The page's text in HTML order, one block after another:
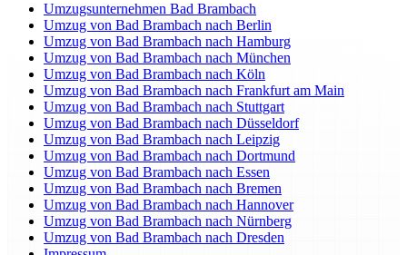
Umzugsunternehmen Bad Brambach
Umzug von Bad Brambach nach Berlin
Umzug von Bad Brambach nach Hamburg
Umzug von Bad Brambach nach München
Umzug von Bad Brambach nach Köln
Umzug von Bad Brambach nach Frankfurt am Main
Umzug von Bad Brambach nach Stuttgart
Umzug von Bad Brambach nach Düsseldorf
Umzug von Bad Brambach nach Leipzig
Umzug von Bad Brambach nach Dortmund
Umzug von Bad Brambach nach Essen
Umzug von Bad Brambach nach Bremen
Umzug von Bad Brambach nach Hannover
Umzug von Bad Brambach nach Nürnberg
Umzug von Bad Brambach nach Dresden